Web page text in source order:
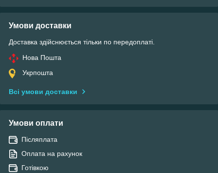
Умови доставки
Доставка здійснюється тільки по передоплаті.
Нова Пошта
Укрпошта
Всі умови доставки
Умови оплати
Післяплата
Оплата на рахунок
Готівкою